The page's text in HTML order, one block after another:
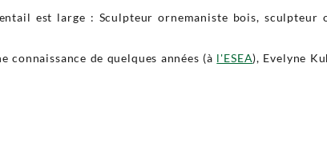
est large : Sculpteur ornemaniste bois,
connaissance de quelques années (à l'ESEA), Evelyne